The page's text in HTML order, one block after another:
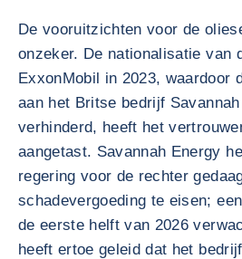
De vooruitzichten voor de
onzeker. De nationalisatie van
ExxonMobil in 2023, waardoor
aan het Britse bedrijf
verhinderd, heeft het
aangetast. Savannah Energy
regering voor de rechter
schadevergoeding te eisen;
de eerste helft van 2026
heeft ertoe geleid dat het